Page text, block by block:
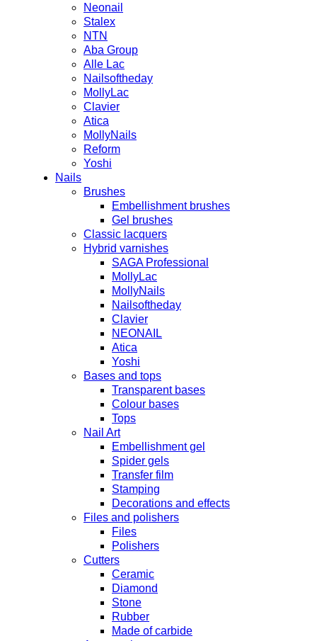
Neonail
Stalex
NTN
Aba Group
Alle Lac
Nailsoftheday
MollyLac
Clavier
Atica
MollyNails
Reform
Yoshi
Nails
Brushes
Embellishment brushes
Gel brushes
Classic lacquers
Hybrid varnishes
SAGA Professional
MollyLac
MollyNails
Nailsoftheday
Clavier
NEONAIL
Atica
Yoshi
Bases and tops
Transparent bases
Colour bases
Tops
Nail Art
Embellishment gel
Spider gels
Transfer film
Stamping
Decorations and effects
Files and polishers
Files
Polishers
Cutters
Ceramic
Diamond
Stone
Rubber
Made of carbide